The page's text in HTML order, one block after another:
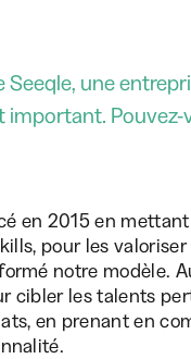
une
Pouvez-
en 2015 en
pour les
notre modèle.
cibler les talents
en prenant en